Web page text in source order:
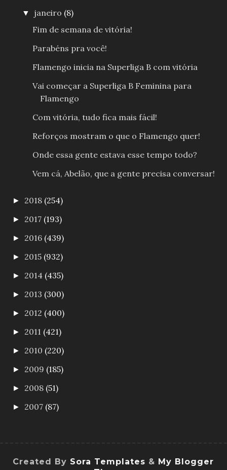
▼ janeiro (8)
Fim de semana de vitória!
Parabéns pra você!
Flamengo inicia na Superliga B com vitória
Vai começar a Superliga B Feminina para
Flamengo
Com vitória, tudo fica mais fácil!
Reforços mostram o que o Flamengo quer!
Onde essa gente estava esse tempo todo?
Vem cá, Abelão, que a gente precisa conversar!
► 2018 (254)
► 2017 (193)
► 2016 (439)
► 2015 (932)
► 2014 (435)
► 2013 (300)
► 2012 (400)
► 2011 (421)
► 2010 (220)
► 2009 (185)
► 2008 (51)
► 2007 (87)
Created By Sora Templates & My Blogger